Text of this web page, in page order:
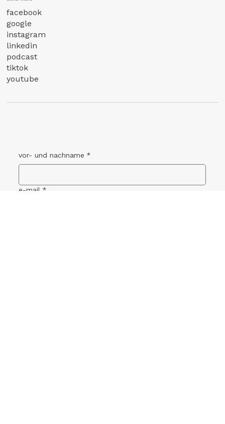
facebook
google
instagram
linkedin
podcast
tiktok
youtube
vor- und nachname *
e-mail *